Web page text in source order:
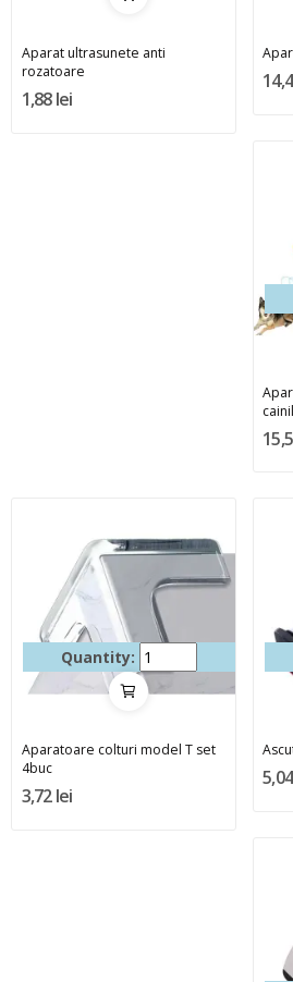
Aparat ultrasunete anti
rozatoare
1,88 lei
Quantity:
Aparatoare colturi model T set
4buc
3,72 lei